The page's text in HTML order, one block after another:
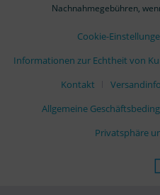
Nachnahmegebühren,
Cookie-
Informationen zur Echtheit von
Kontakt
Allgemeine
Privatsphäre